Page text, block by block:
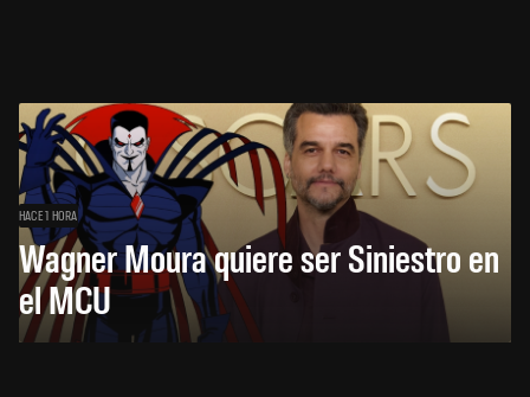
HACE 1 HORA
Wagner Moura quiere ser Siniestro en
el MCU